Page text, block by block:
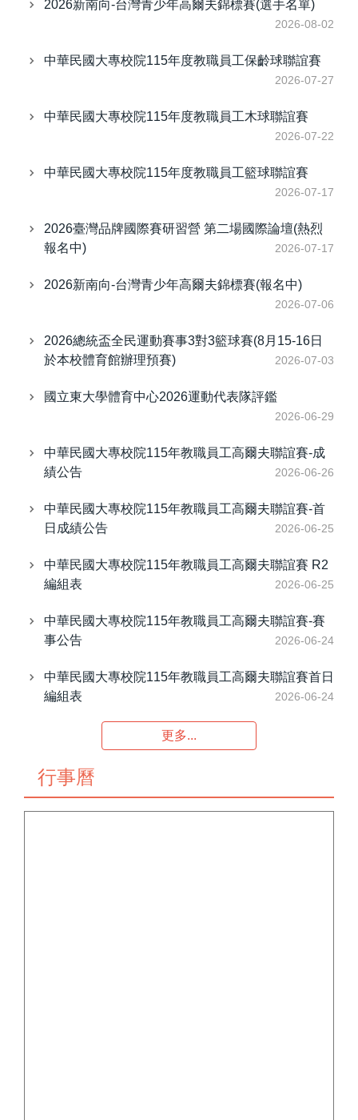
2026新南向-台灣青少年高爾夫錦標賽(選手名單)
2026-08-02
中華民國大專校院115年度教職員工保齡球聯誼賽
2026-07-27
中華民國大專校院115年度教職員工木球聯誼賽
2026-07-22
中華民國大專校院115年度教職員工籃球聯誼賽
2026-07-17
2026臺灣品牌國際賽研習營 第二場國際論壇(熱烈
報名中)
2026-07-17
2026新南向-台灣青少年高爾夫錦標賽(報名中)
2026-07-06
2026總統盃全民運動賽事3對3籃球賽(8月15-16日
於本校體育館辦理預賽)
2026-07-03
國立東大學體育中心2026運動代表隊評鑑
2026-06-29
中華民國大專校院115年教職員工高爾夫聯誼賽-成
績公告
2026-06-26
中華民國大專校院115年教職員工高爾夫聯誼賽-首
日成績公告
2026-06-25
中華民國大專校院115年教職員工高爾夫聯誼賽 R2
編組表
2026-06-25
中華民國大專校院115年教職員工高爾夫聯誼賽-賽
事公告
2026-06-24
中華民國大專校院115年教職員工高爾夫聯誼賽首日
編組表
2026-06-24
更多...
行事曆